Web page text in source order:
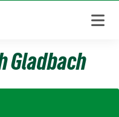
Gladbach